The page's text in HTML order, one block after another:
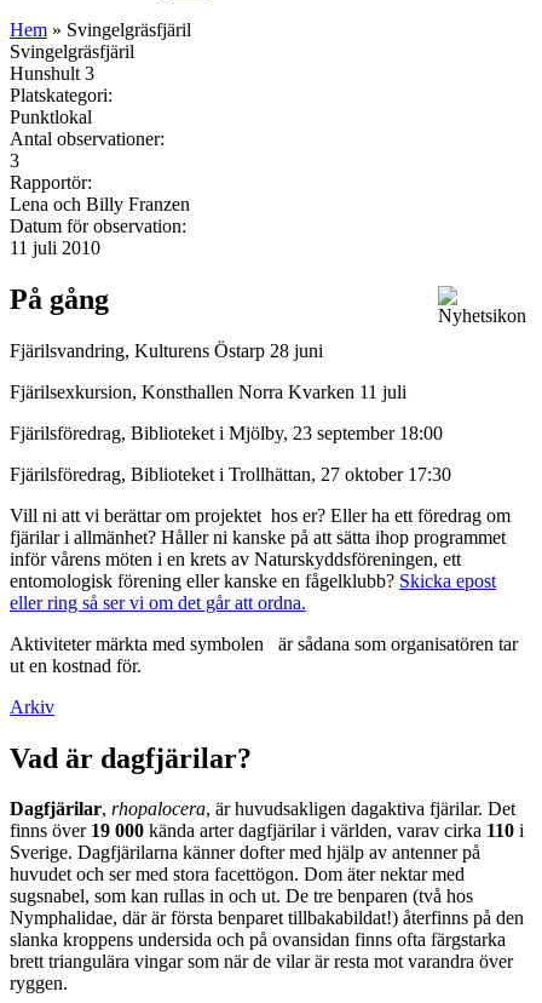
Hem » Svingelgräsfjäril
Svingelgräsfjäril
Hunshult 3
Platskategori:
Punktlokal
Antal observationer:
3
Rapportör:
Lena och Billy Franzen
Datum för observation:
11 juli 2010
På gång
Fjärilsvandring, Kulturens Östarp 28 juni
Fjärilsexkursion, Konsthallen Norra Kvarken 11 juli
Fjärilsföredrag, Biblioteket i Mjölby, 23 september 18:00
Fjärilsföredrag, Biblioteket i Trollhättan, 27 oktober 17:30
Vill ni att vi berättar om projektet hos er? Eller ha ett föredrag om
fjärilar i allmänhet? Håller ni kanske på att sätta ihop programmet
inför vårens möten i en krets av Naturskyddsföreningen, ett
entomologisk förening eller kanske en fågelklubb? Skicka epost
eller ring så ser vi om det går att ordna.
Aktiviteter märkta med symbolen
är sådana som organisatören tar
ut en kostnad för.
Arkiv
Vad är dagfjärilar?
Dagfjärilar, rhopalocera, är huvudsakligen dagaktiva fjärilar. Det
finns över 19 000 kända arter dagfjärilar i världen, varav cirka 110 i
Sverige. Dagfjärilarna känner dofter med hjälp av antenner på
huvudet och ser med stora facettögon. Dom äter nektar med
sugsnabel, som kan rullas in och ut. De tre benparen (två hos
Nymphalidae, där är första benparet tillbakabildat!) återfinns på den
slanka kroppens undersida och på ovansidan finns ofta färgstarka
brett triangulära vingar som när de vilar är resta mot varandra över
ryggen.